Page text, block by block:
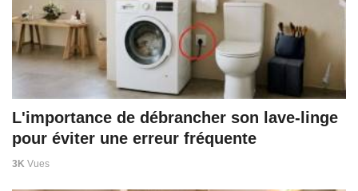
L'importance de débrancher son lave-linge
pour éviter une erreur fréquente
3K Vues